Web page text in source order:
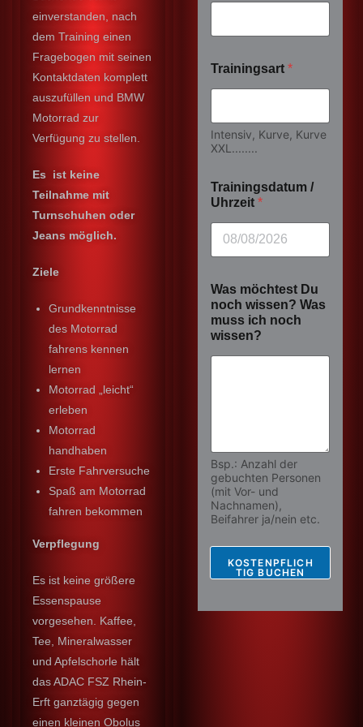
einverstanden, nach
dem Training einen
Fragebogen mit seinen
Kontaktdaten komplett
auszufüllen und BMW
Motorrad zur
Verfügung zu stellen.
Es ist keine
Teilnahme mit
Turnschuhen oder
Jeans möglich.
Ziele
Grundkenntnisse
des Motorrad
fahrens kennen
lernen
Motorrad „leicht“
erleben
Motorrad
handhaben
Erste Fahrversuche
Spaß am Motorrad
fahren bekommen
Verpflegung
Es ist keine größere
Essenspause
vorgesehen. Kaffee,
Tee, Mineralwasser
und Apfelschorle hält
das ADAC FSZ Rhein-
Erft ganztägig gegen
einen kleinen Obolus
Trainingsart *
Intensiv, Kurve, Kurve
XXL........
Trainingsdatum /
Uhrzeit *
Was möchtest Du
noch wissen? Was
muss ich noch
wissen?
Bsp.: Anzahl der
gebuchten Personen
(mit Vor- und
Nachnamen),
Beifahrer ja/nein etc.
KOSTENPFLICH
TIG BUCHEN